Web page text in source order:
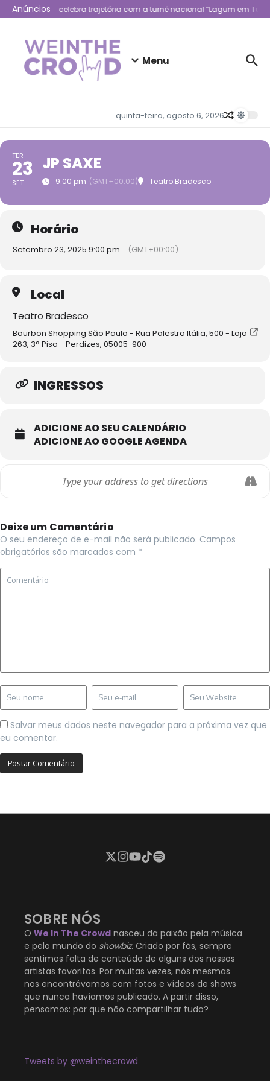
Ir para o conteúdo
Anúncios
Lagum celebra trajetória com a turnê nacional “Lagum em Todo
Menu
quinta-feira, agosto 6, 2026
TER
23
SET
JP SAXE
9:00 pm (GMT+00:00) Teatro Bradesco
Horário
Setembro 23, 2025 9:00 pm (GMT+00:00)
Local
Teatro Bradesco
Bourbon Shopping Săo Paulo - Rua Palestra Itália, 500 - Loja
263, 3° Piso - Perdizes, 05005-900
INGRESSOS
ADICIONE AO SEU CALENDÁRIO
ADICIONE AO GOOGLE AGENDA
Deixe um Comentário
O seu endereço de e-mail não será publicado. Campos
obrigatórios são marcados com *
Salvar meus dados neste navegador para a próxima vez que
eu comentar.
SOBRE NÓS
O We In The Crowd nasceu da paixão pela música
e pelo mundo do showbiz. Criado por fãs, sempre
sentimos falta de conteúdo de alguns dos nossos
artistas favoritos. Por muitas vezes, nós mesmas
nos encontrávamos com fotos e vídeos de shows
que nunca havíamos publicado. A partir disso,
pensamos: por que não compartilhar tudo?
Tweets by @weinthecrowd